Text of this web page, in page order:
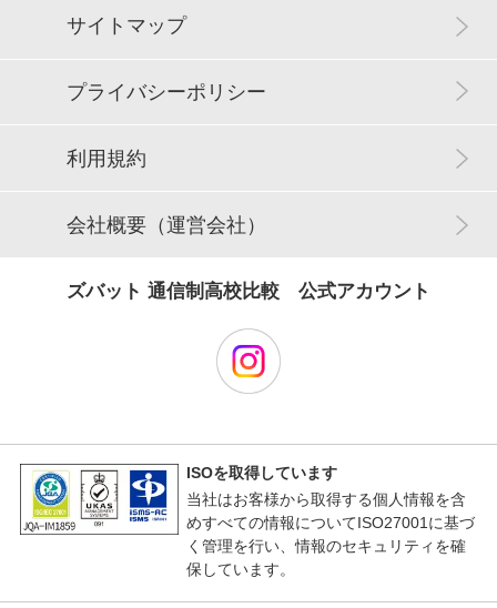
サイトマップ
プライバシーポリシー
利用規約
会社概要（運営会社）
ズバット 通信制高校比較 公式アカウント
ISOを取得しています
当社はお客様から取得する個人情報を含
めすべての情報についてISO27001に基づ
く管理を行い、情報のセキュリティを確
保しています。